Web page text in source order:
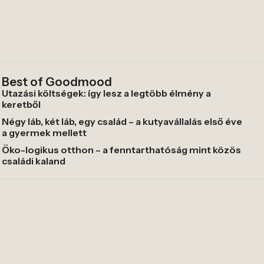
Best of Goodmood
Utazási költségek: így lesz a legtöbb élmény a
keretből
Négy láb, két láb, egy család – a kutyavállalás első éve
a gyermek mellett
Öko-logikus otthon – a fenntarthatóság mint közös
családi kaland